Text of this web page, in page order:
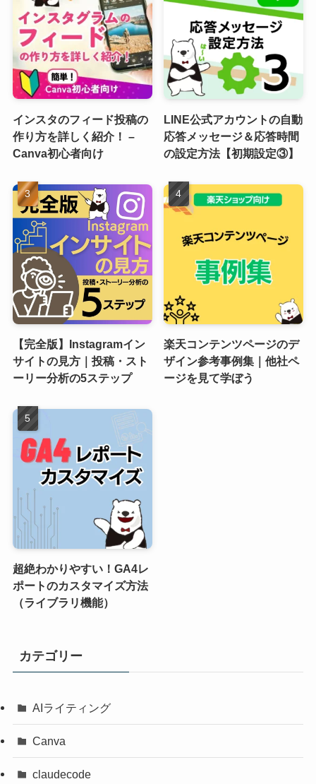
インスタのフィード投稿の
作り方を詳しく紹介！ –
Canva初心者向け
LINE公式アカウントの自動
応答メッセージ＆応答時間
の設定方法【初期設定③】
【完全版】Instagramイン
サイトの見方｜投稿・スト
ーリー分析の5ステップ
楽天コンテンツページのデ
ザイン参考事例集｜他社ペ
ージを見て学ぼう
超絶わかりやすい！GA4レ
ポートのカスタマイズ方法
（ライブラリ機能）
カテゴリー
AIライティング
Canva
claudecode